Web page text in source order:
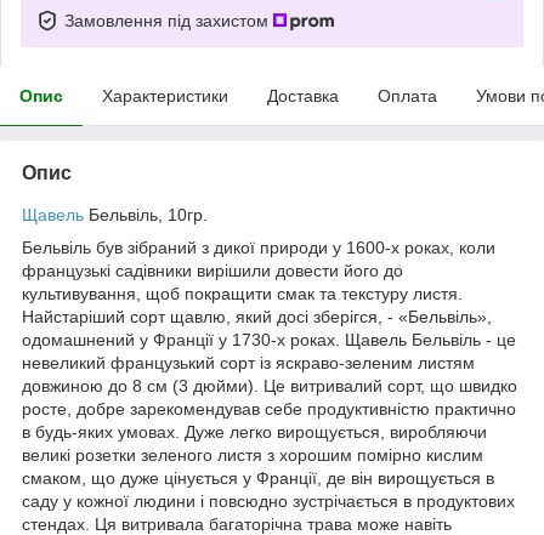
Замовлення під захистом
Опис Характеристики Доставка Оплата Умови
Опис
Щавель Бельвіль, 10гр.
Бельвіль був зібраний з дикої природи у 1600-х роках, коли
французькі садівники вирішили довести його до
культивування, щоб покращити смак та текстуру листя.
Найстаріший сорт щавлю, який досі зберігся, - «Бельвіль»,
одомашнений у Франції у 1730-х роках. Щавель Бельвіль - це
невеликий французький сорт із яскраво-зеленим листям
довжиною до 8 см (3 дюйми). Це витривалий сорт, що швидко
росте, добре зарекомендував себе продуктивністю практично
в будь-яких умовах. Дуже легко вирощується, виробляючи
великі розетки зеленого листя з хорошим помірно кислим
смаком, що дуже цінується у Франції, де він вирощується в
саду у кожної людини і повсюдно зустрічається в продуктових
стендах. Ця витривала багаторічна трава може навіть